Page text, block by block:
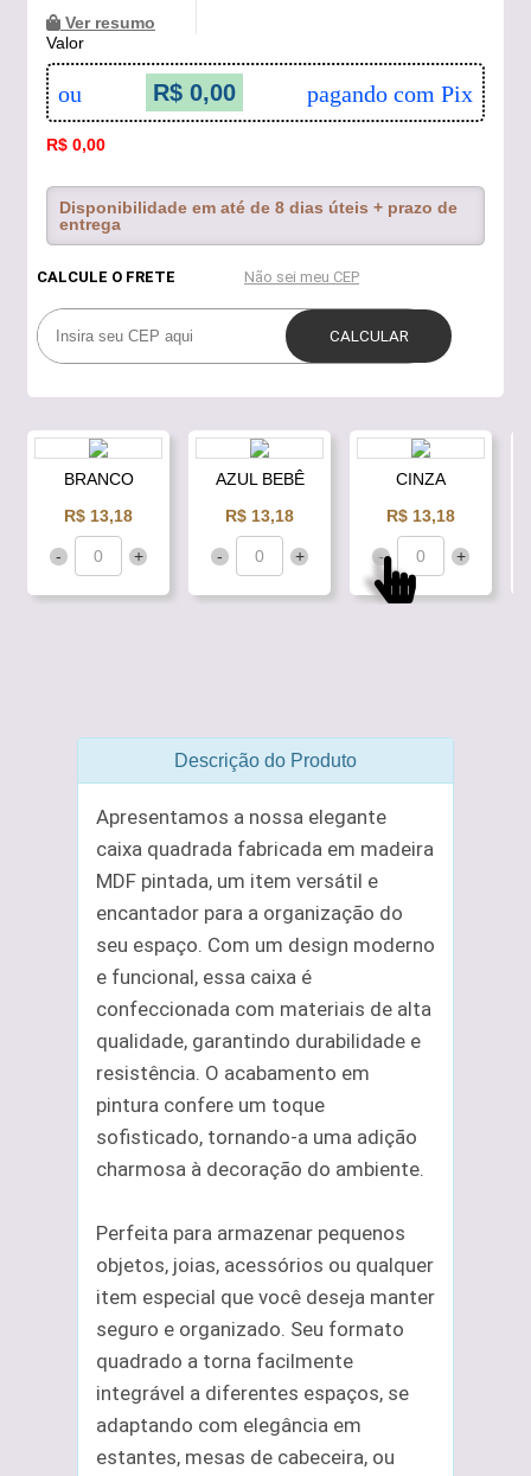
Ver resumo
Valor
ou R$ 0,00 pagando com Pix
R$ 0,00
Disponibilidade em até de 8 dias úteis + prazo de
entrega
BRANCO
R$ 13,18
- +
AZUL BEBÊ
R$ 13,18
- +
CINZA
R$ 13,18
- +
Descrição do Produto
Apresentamos a nossa elegante
caixa quadrada fabricada em madeira
MDF pintada, um item versátil e
encantador para a organização do
seu espaço. Com um design moderno
e funcional, essa caixa é
confeccionada com materiais de alta
qualidade, garantindo durabilidade e
resistência. O acabamento em
pintura confere um toque
sofisticado, tornando-a uma adição
charmosa à decoração do ambiente.
Perfeita para armazenar pequenos
objetos, joias, acessórios ou qualquer
item especial que você deseja manter
seguro e organizado. Seu formato
quadrado a torna facilmente
integrável a diferentes espaços, se
adaptando com elegância em
estantes, mesas de cabeceira, ou